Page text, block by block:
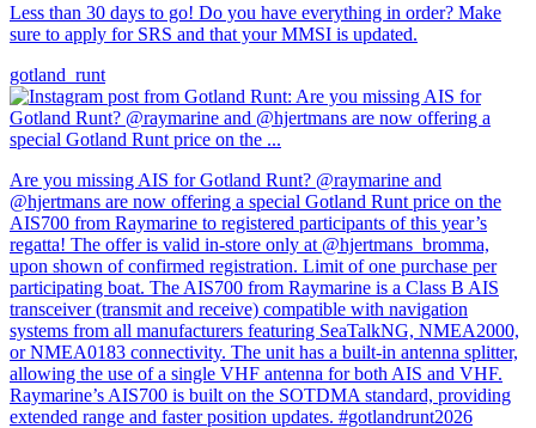
Less than 30 days to go! Do you have everything in order? Make
sure to apply for SRS and that your MMSI is updated.
gotland_runt
Are you missing AIS for Gotland Runt? @raymarine and
@hjertmans are now offering a special Gotland Runt price on the
AIS700 from Raymarine to registered participants of this year’s
regatta! The offer is valid in-store only at @hjertmans_bromma,
upon shown of confirmed registration. Limit of one purchase per
participating boat. The AIS700 from Raymarine is a Class B AIS
transceiver (transmit and receive) compatible with navigation
systems from all manufacturers featuring SeaTalkNG, NMEA2000,
or NMEA0183 connectivity. The unit has a built-in antenna splitter,
allowing the use of a single VHF antenna for both AIS and VHF.
Raymarine’s AIS700 is built on the SOTDMA standard, providing
extended range and faster position updates. #gotlandrunt2026